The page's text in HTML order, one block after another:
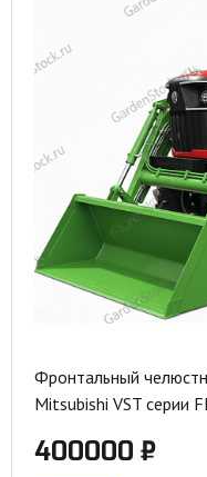
Фронтальный
Mitsubishi VST серии
400000 ₽